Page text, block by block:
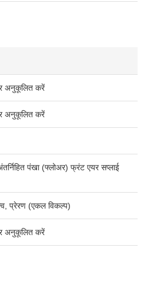
अनुकूलित करें
अनुकूलित करें
पंखा (फ्लोअर) फ्रंट एयर सप्लाई
प्रेरण (एकल विकल्प)
अनुकूलित करें